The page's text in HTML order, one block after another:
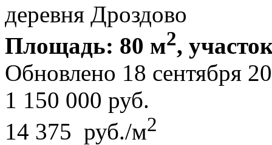
деревня Дроздово
Площадь: 80 м2,
Обновлено 18 сентября
1 150 000 руб.
14 375 руб./м2